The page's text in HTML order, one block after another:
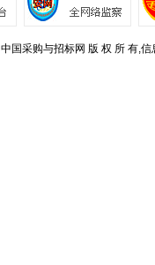
中国采购与招标网 版 权 所 有,